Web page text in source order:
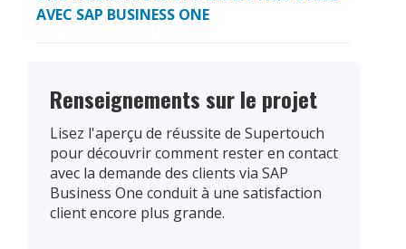
AVEC SAP BUSINESS ONE
Renseignements sur le projet
Lisez l'aperçu de réussite de Supertouch
pour découvrir comment rester en contact
avec la demande des clients via SAP
Business One conduit à une satisfaction
client encore plus grande.